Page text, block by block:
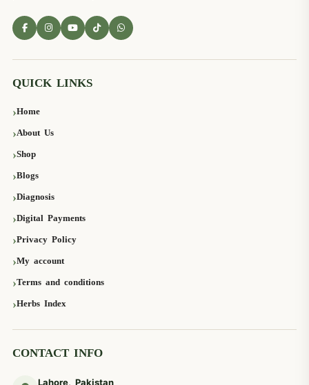
QUICK LINKS
Home
About Us
Shop
Blogs
Diagnosis
Digital Payments
Privacy Policy
My account
Terms and conditions
Herbs Index
CONTACT INFO
Lahore, Pakistan